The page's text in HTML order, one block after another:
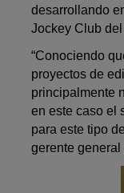
desarrollando
Jockey Club
“Conociendo
proyectos de
principalmente
en este caso el
para este tipo
gerente general